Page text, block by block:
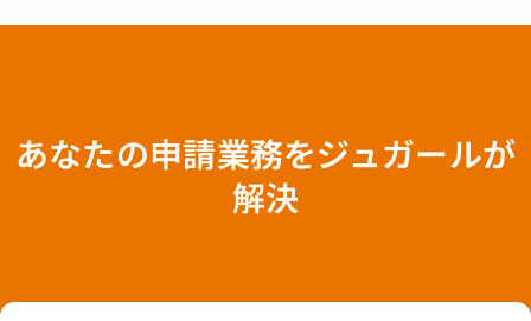
あなたの申請業務をジュガールが
解決